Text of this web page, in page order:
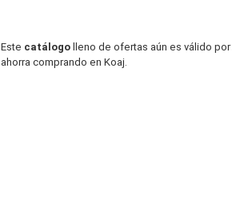
Este catálogo lleno de ofertas aún es válido por
ahorra comprando en Koaj.